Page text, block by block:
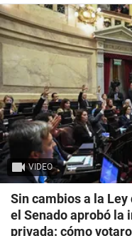
VIDEO
Sin cambios a la
el Senado aprobó la
privada: cómo